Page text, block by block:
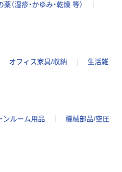
薬（湿疹・かゆみ・乾燥 等）
オフィス家具/収納
生活雑
ンルーム用品
機械部品/空圧